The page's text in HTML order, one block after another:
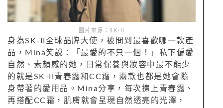
圖片來源：SK-II
身為SK-II全球品牌大使，被問到最喜歡哪一款產
品，Mina笑說：「最愛的不只一個！」私下偏愛
自然、素顏感的她，日常保養與妝容中最不能少
的就是SK-II青春露和CC霜，兩款也都是她會隨
身帶著的愛用品。Mina分享，每次擦上青春露、
再搭配CC霜，肌膚就會呈現自然透亮的光澤，